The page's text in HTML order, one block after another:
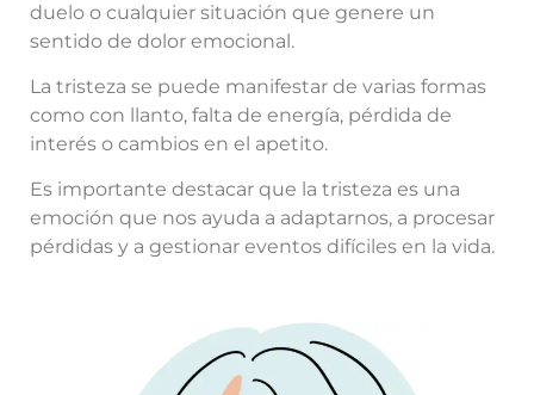
duelo o cualquier situación que genere un
sentido de dolor emocional.
La tristeza se puede manifestar de varias formas
como con llanto, falta de energía, pérdida de
interés o cambios en el apetito.
Es importante destacar que la tristeza es una
emoción que nos ayuda a adaptarnos, a procesar
pérdidas y a gestionar eventos difíciles en la vida.